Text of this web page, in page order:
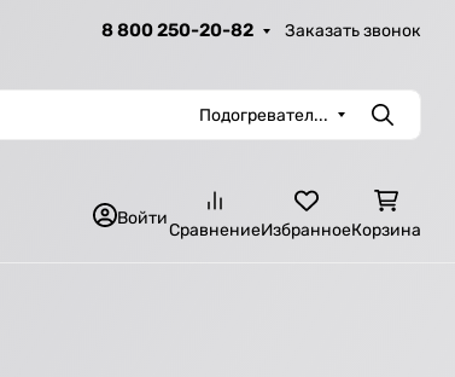
8 800 250-20-82 Заказать звонок
Подогревател... Поиск
Войти
СравнениеИзбранноеКорзина